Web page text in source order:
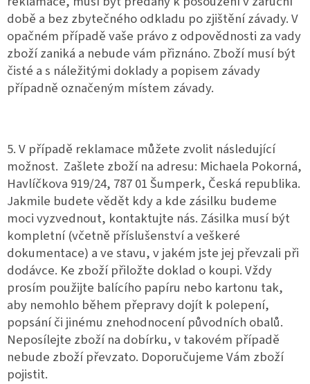
době a bez zbytečného odkladu po zjištění závady. V
opačném případě vaše právo z odpovědnosti za vady
zboží zaniká a nebude vám přiznáno. Zboží musí být
čisté a s náležitými doklady a popisem závady
případně označeným místem závady.
5. V případě reklamace můžete zvolit následující
možnost. Zašlete zboží na adresu: Michaela Pokorná,
Havlíčkova 919/24, 787 01 Šumperk, Česká republika.
Jakmile budete vědět kdy a kde zásilku budeme
moci vyzvednout, kontaktujte nás. Zásilka musí být
kompletní (včetně příslušenství a veškeré
dokumentace) a ve stavu, v jakém jste jej převzali při
dodávce. Ke zboží přiložte doklad o koupi. Vždy
prosím použijte balícího papíru nebo kartonu tak,
aby nemohlo během přepravy dojít k polepení,
popsání či jinému znehodnocení původních obalů.
Neposílejte zboží na dobírku, v takovém případě
nebude zboží převzato. Doporučujeme Vám zboží
pojistit.